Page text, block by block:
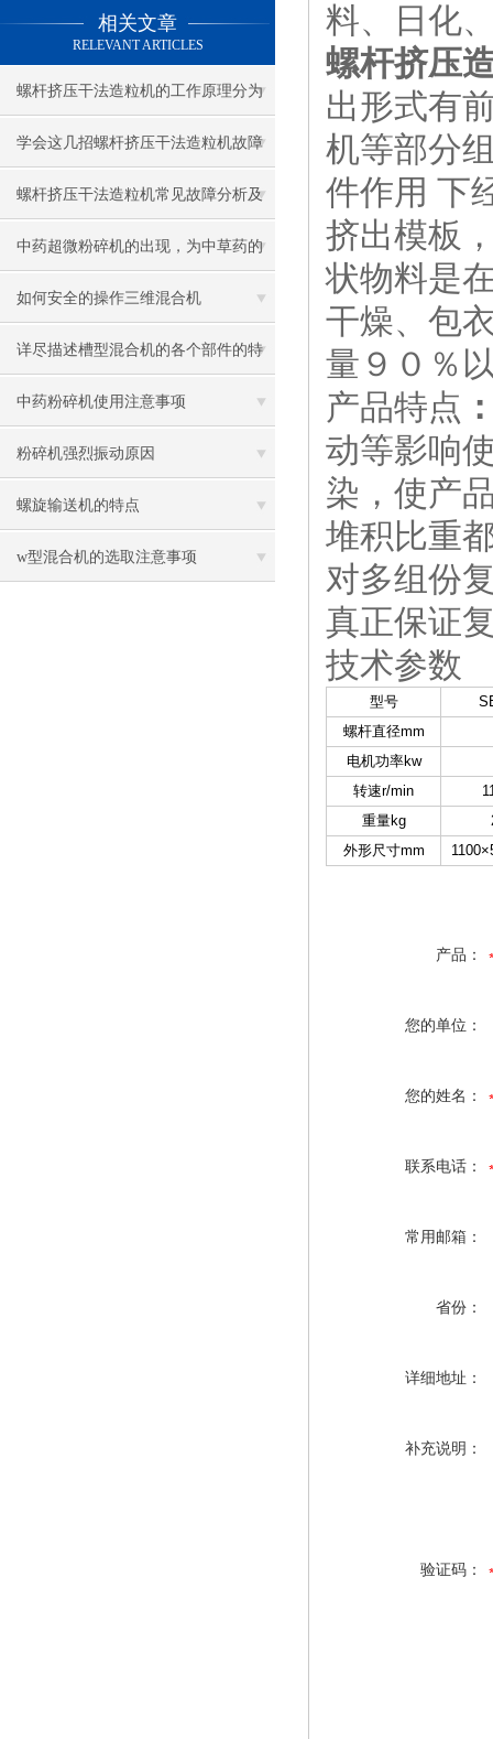
相关文章
RELEVANT ARTICLES
螺杆挤压干法造粒机的工作原理分为
以下几个步骤
学会这几招螺杆挤压干法造粒机故障
轻松判定
螺杆挤压干法造粒机常见故障分析及
解决方法参考
中药超微粉碎机的出现，为中草药的
制作提供了极大的便利
如何安全的操作三维混合机
详尽描述槽型混合机的各个部件的特
性
中药粉碎机使用注意事项
粉碎机强烈振动原因
螺旋输送机的特点
w型混合机的选取注意事项
料、日化
螺杆挤压
出形式有
机等部分
件作用 下
挤出模板
状物料是
干燥、包
量９０％
产品特点
动等影响
染，使产
堆积比重
对多组份
真正保证
技术参数
型号
螺杆直径mm
电机功率kw
转速r/min
重量kg
外形尺寸mm
产品：
您的单位：
您的姓名：
联系电话：
常用邮箱：
省份：
详细地址：
补充说明：
验证码：